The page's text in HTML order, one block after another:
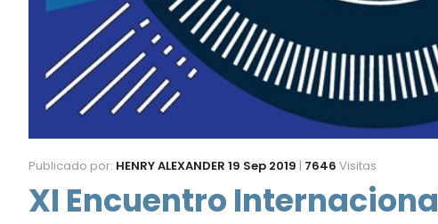
Publicado por: HENRY ALEXANDER 19 Sep 2019 | 7646 Visitas
XI Encuentro